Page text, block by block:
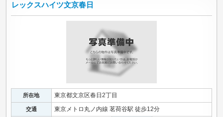
レックスハイツ文京春日
所在地 東京都文京区春日2丁目
交通 東京メトロ丸ノ内線 茗荷谷駅 徒歩12分